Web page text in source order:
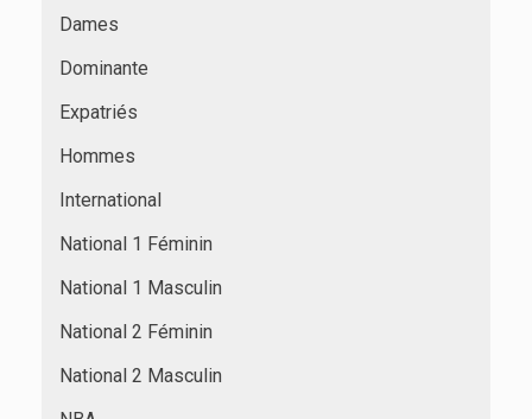
Dames
Dominante
Expatriés
Hommes
International
National 1 Féminin
National 1 Masculin
National 2 Féminin
National 2 Masculin